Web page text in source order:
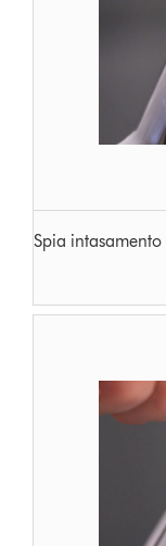
Spia intasamento